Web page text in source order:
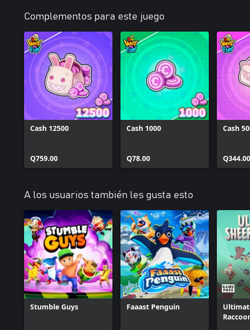
Complementos para este juego
Cash 12500
Q759.00
Cash 1000
Q78.00
Cash
Q344.00
A los usuarios también les gusta esto
Stumble Guys Faaast Penguin